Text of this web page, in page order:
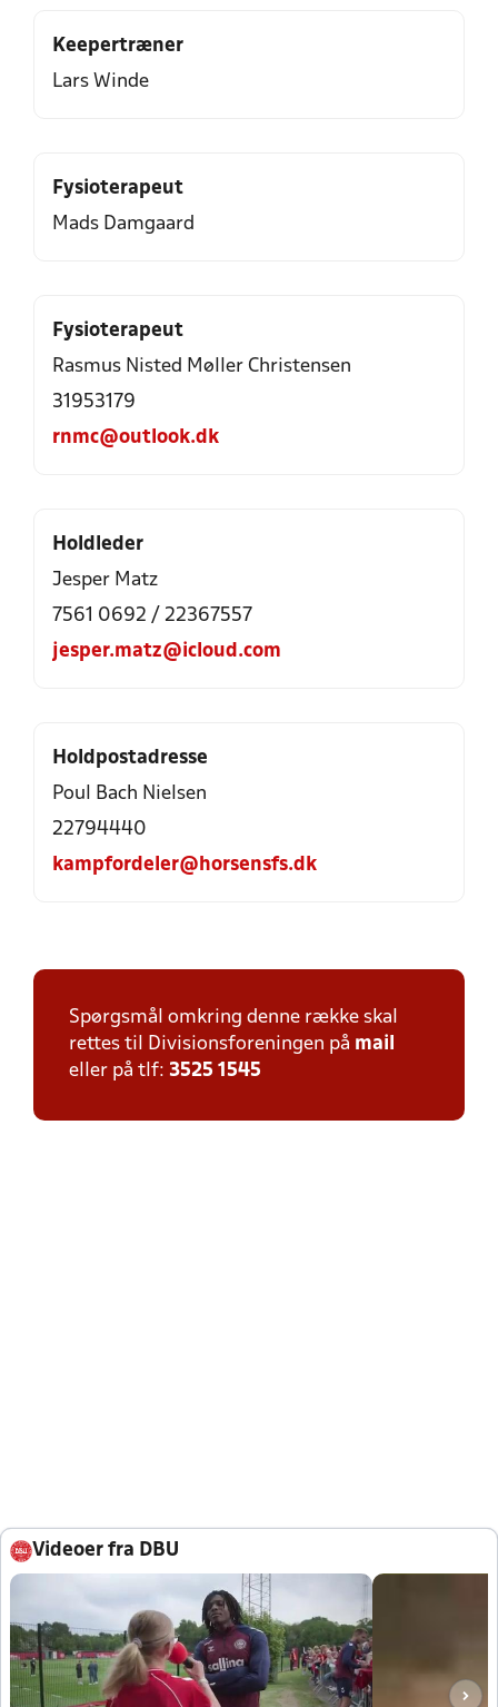
Keepertræner
Lars Winde
Fysioterapeut
Mads Damgaard
Fysioterapeut
Rasmus Nisted Møller Christensen
31953179
rnmc@outlook.dk
Holdleder
Jesper Matz
7561 0692 / 22367557
jesper.matz@icloud.com
Holdpostadresse
Poul Bach Nielsen
22794440
kampfordeler@horsensfs.dk
Spørgsmål omkring denne række skal
rettes til Divisionsforeningen på mail
eller på tlf: 3525 1545
Videoer fra DBU